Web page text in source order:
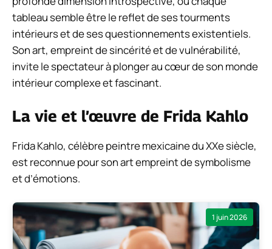
tableau semble être le reflet de ses tourments
intérieurs et de ses questionnements existentiels.
Son art, empreint de sincérité et de vulnérabilité,
invite le spectateur à plonger au cœur de son monde
intérieur complexe et fascinant.
La vie et l’œuvre de Frida Kahlo
Frida Kahlo, célèbre peintre mexicaine du XXe siècle,
est reconnue pour son art empreint de symbolisme
et d’émotions.
1 juin 2026